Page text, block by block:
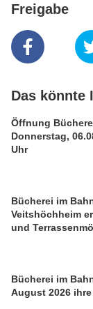
Freigabe
Das könnte
Öffnung
Donnerstag,
Uhr
Bücherei im
Veitshöchheim
und
Bücherei im
August 2026